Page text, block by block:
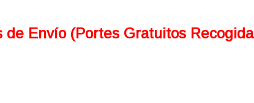
de Envío (Portes Gratuitos Recogida